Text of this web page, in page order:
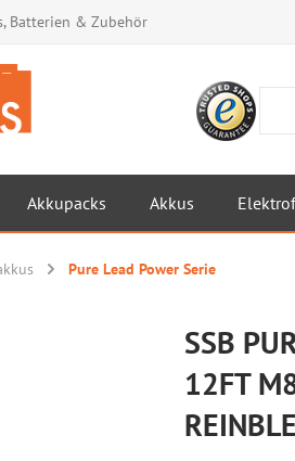
Batterien & Zubehör
Akkupacks Akkus
Pure Lead Power Serie
SSB
12FT